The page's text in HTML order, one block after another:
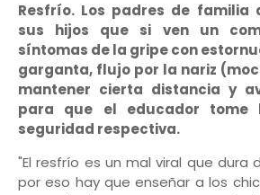
Resfrío. Los padres de familia
sus hijos que si ven un
síntomas de la gripe con
garganta, flujo por la nariz
mantener cierta distancia y
para que el educador tome
seguridad respectiva.
"El resfrío es un mal viral que dura
por eso hay que enseñar a los